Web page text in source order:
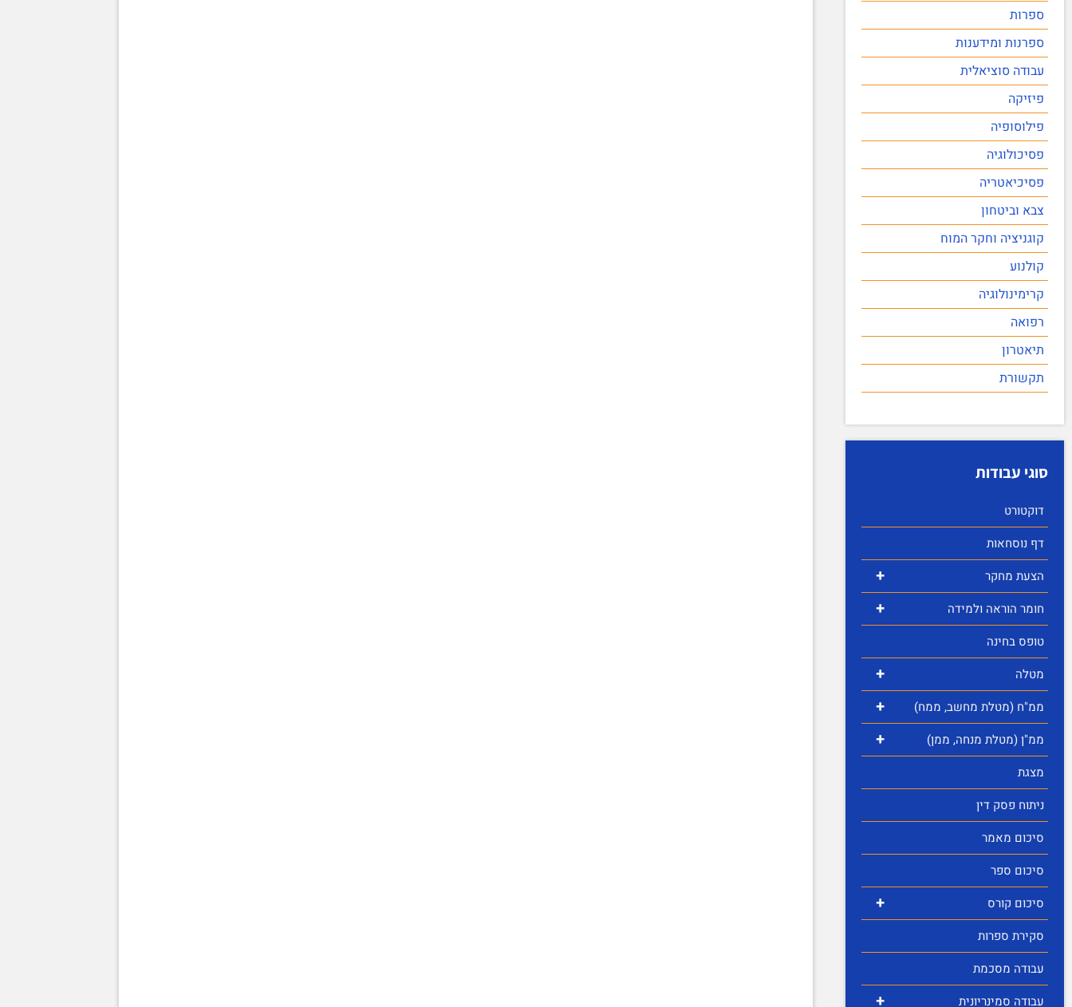
ספרות
ספרנות ומידענות
עבודה סוציאלית
פיזיקה
פילוסופיה
פסיכולוגיה
פסיכיאטריה
צבא וביטחון
קוגניציה וחקר המוח
קולנוע
קרימינולוגיה
רפואה
תיאטרון
תקשורת
סוגי עבודות
דוקטורט
דף נוסחאות
+ הצעת מחקר
+
חומר הוראה ולמידה
טופס בחינה
+ מטלה
+ ממ"ח (מטלת מחשב, ממח)
+
ממ"ן (מטלת מנחה, ממן)
מצגת
ניתוח פסק דין
סיכום מאמר
סיכום ספר
+
סיכום קורס
סקירת ספרות
עבודה מסכמת
+ עבודה סמינריונית